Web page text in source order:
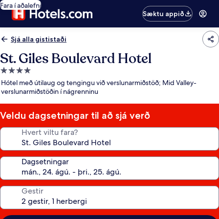
Fara í aðalefni
Sæktu appið
Sjá alla gististaði
St. Giles Boulevard Hotel
4.0
stjörnu
gististaður
Hótel með útilaug og tengingu við verslunarmiðstöð; Mid Valley-
verslunarmiðstöðin í nágrenninu
Veldu dagsetningar til að sjá verð
Hvert viltu fara?
Dagsetningar
Gestir